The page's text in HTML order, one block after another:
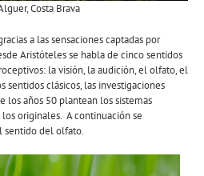
Costa Brava
a las sensaciones captadas por
Aristóteles se habla de cinco sentidos
la visión, la audición, el olfato, el
sentidos clásicos, las investigaciones
los años 50 plantean los sistemas
originales. A continuación se
sentido del olfato.